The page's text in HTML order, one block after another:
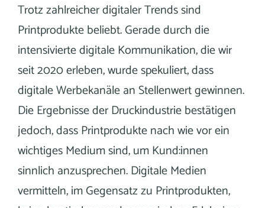
Trotz zahlreicher digitaler Trends sind
Printprodukte beliebt. Gerade durch die
intensivierte digitale Kommunikation, die wir
seit 2020 erleben, wurde spekuliert, dass
digitale Werbekanäle an Stellenwert gewinnen.
Die Ergebnisse der Druckindustrie bestätigen
jedoch, dass Printprodukte nach wie vor ein
wichtiges Medium sind, um Kund:innen
sinnlich anzusprechen. Digitale Medien
vermitteln, im Gegensatz zu Printprodukten,